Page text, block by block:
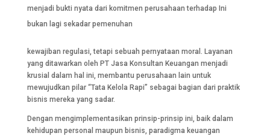
menjadi bukti nyata dari komitmen perusahaan terhadap Ini
bukan lagi sekadar pemenuhan
kewajiban regulasi, tetapi sebuah pernyataan moral. Layanan
yang ditawarkan oleh PT Jasa Konsultan Keuangan menjadi
krusial dalam hal ini, membantu perusahaan lain untuk
mewujudkan pilar “Tata Kelola Rapi” sebagai bagian dari praktik
bisnis mereka yang sadar.
Dengan mengimplementasikan prinsip-prinsip ini, baik dalam
kehidupan personal maupun bisnis, paradigma keuangan